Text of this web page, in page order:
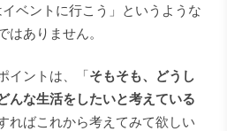
ベントに行こう」というような
ありません。
イントは、「そもそも、どうし
んな生活をしたいと考えている
ればこれから考えてみて欲しい